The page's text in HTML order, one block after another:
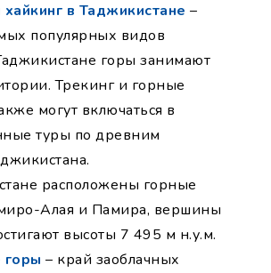
хайкинг в Таджикистане –
популярных видов
горы занимают
Трекинг и горные
могут включаться в
туры по древним
расположены горные
Алая и Памира, вершины
высоты 7 495 м н.у.м.
горы – край заоблачных